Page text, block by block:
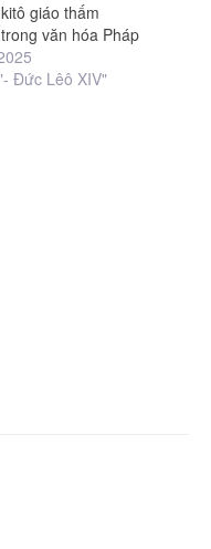
giáo thấm
văn hóa Pháp
Đức Lêô XIV"